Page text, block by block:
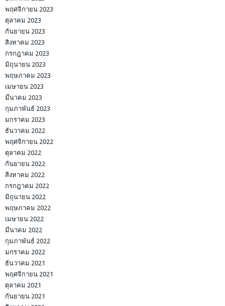
พฤศจิกายน 2023
ตุลาคม 2023
กันยายน 2023
สิงหาคม 2023
กรกฎาคม 2023
มิถุนายน 2023
พฤษภาคม 2023
เมษายน 2023
มีนาคม 2023
กุมภาพันธ์ 2023
มกราคม 2023
ธันวาคม 2022
พฤศจิกายน 2022
ตุลาคม 2022
กันยายน 2022
สิงหาคม 2022
กรกฎาคม 2022
มิถุนายน 2022
พฤษภาคม 2022
เมษายน 2022
มีนาคม 2022
กุมภาพันธ์ 2022
มกราคม 2022
ธันวาคม 2021
พฤศจิกายน 2021
ตุลาคม 2021
กันยายน 2021